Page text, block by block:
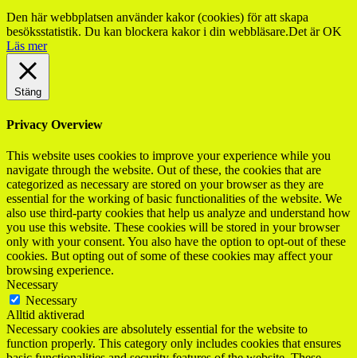
Den här webbplatsen använder kakor (cookies) för att skapa
besöksstatistik. Du kan blockera kakor i din webbläsare.Det är OK
Läs mer
Stäng
Privacy Overview
This website uses cookies to improve your experience while you
navigate through the website. Out of these, the cookies that are
categorized as necessary are stored on your browser as they are
essential for the working of basic functionalities of the website. We
also use third-party cookies that help us analyze and understand how
you use this website. These cookies will be stored in your browser
only with your consent. You also have the option to opt-out of these
cookies. But opting out of some of these cookies may affect your
browsing experience.
Necessary
Necessary
Alltid aktiverad
Necessary cookies are absolutely essential for the website to
function properly. This category only includes cookies that ensures